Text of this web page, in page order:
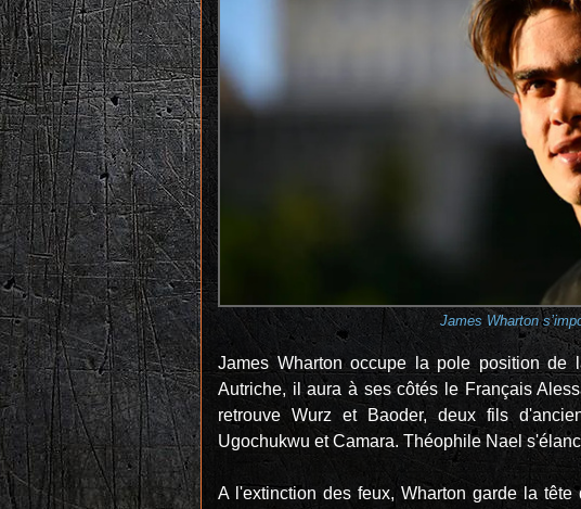
James Wharton
James Wharton occupe la pole position
Autriche, il aura à ses côtés le Français
retrouve Wurz et Baoder, deux fils
Ugochukwu et Camara. Théophile Nael
A l'extinction des feux, Wharton garde la